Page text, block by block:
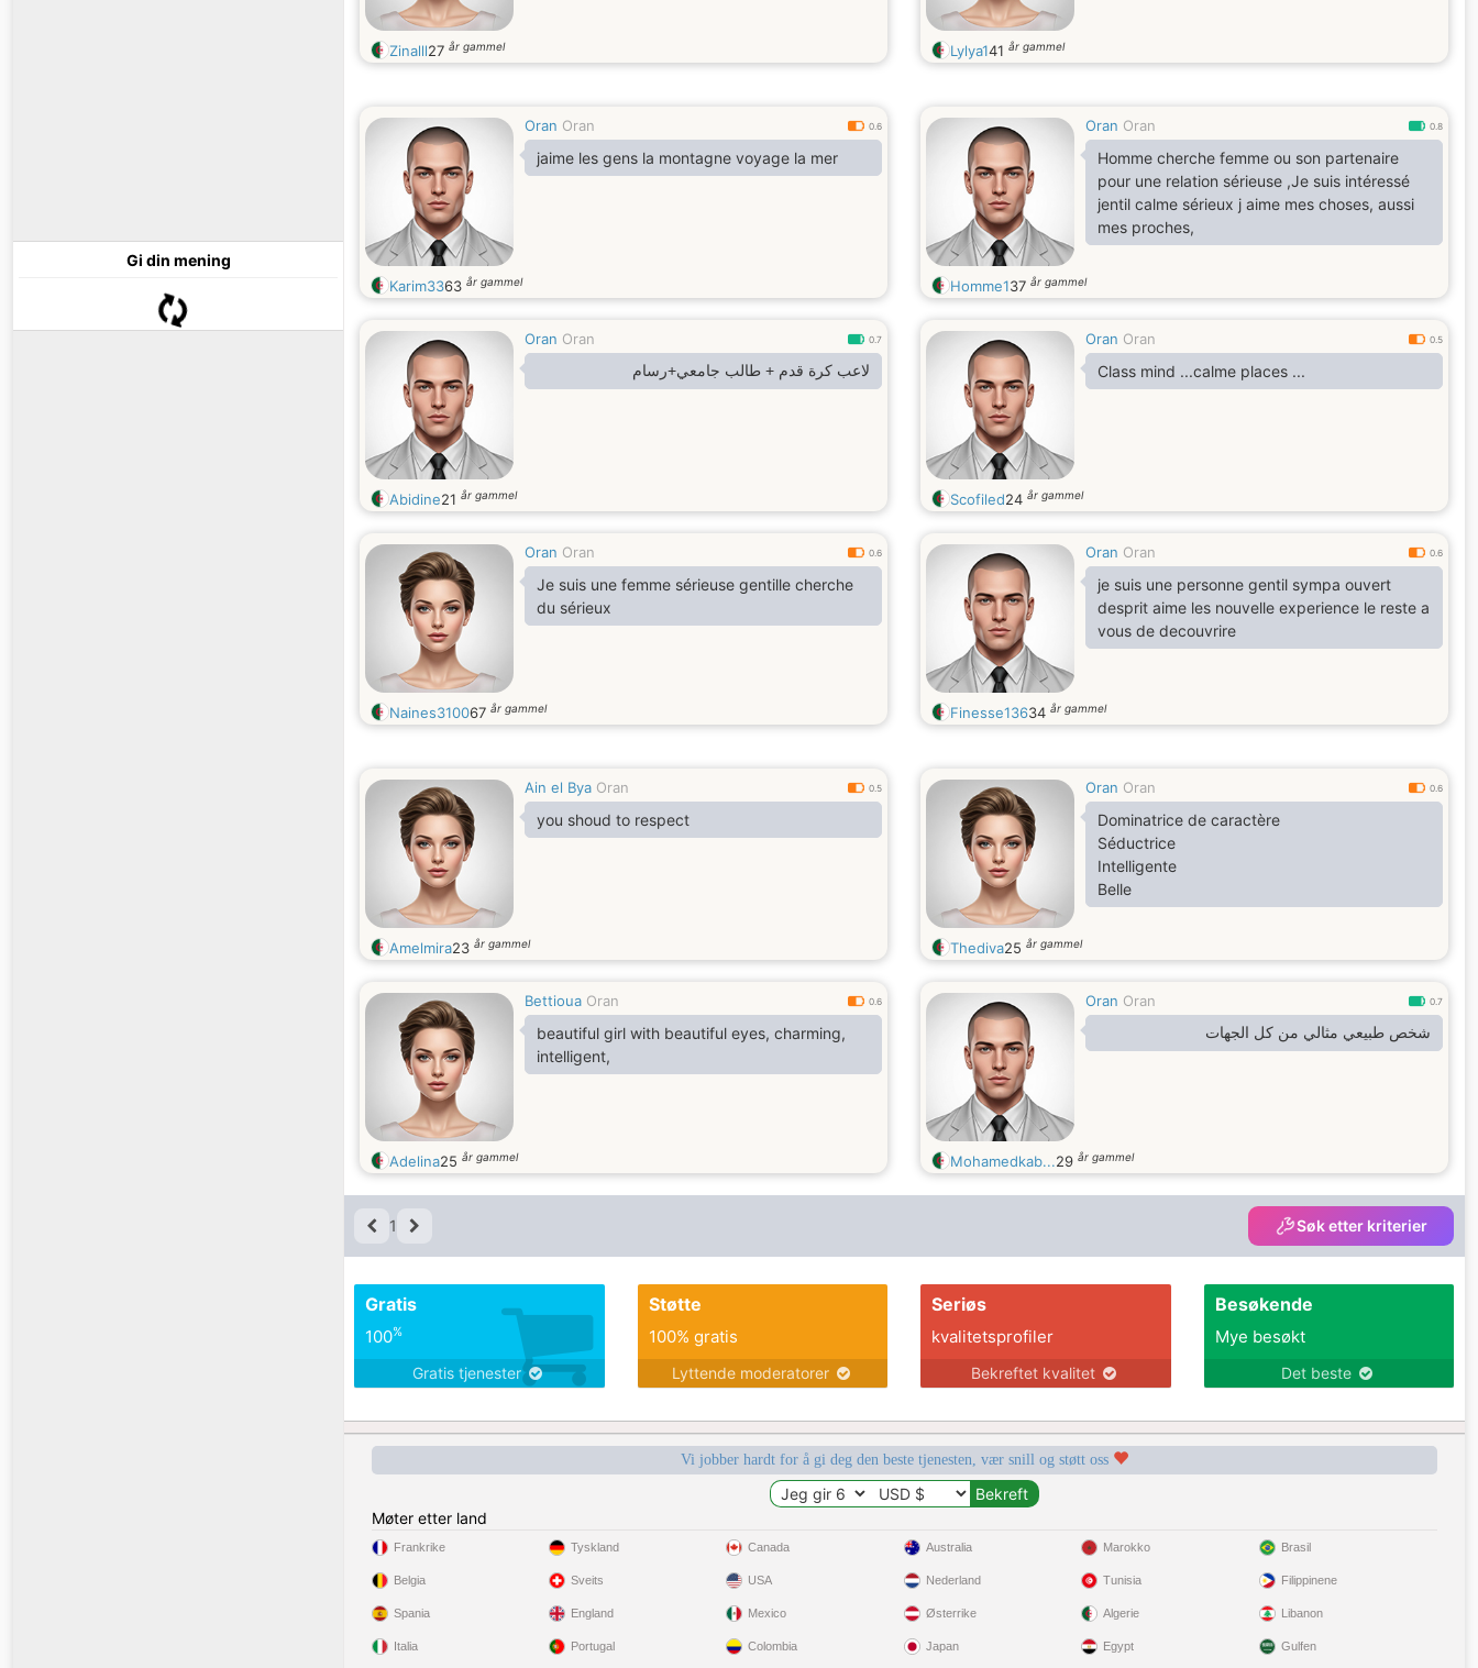
Gi din mening
Zinalll27 år gammel Lylya141 år gammel
Oran Oran 0.6
jaime les gens la montagne voyage la mer
Karim3363 år gammel
Oran Oran 0.8
Homme cherche femme ou son partenaire
pour une relation sérieuse ,Je suis intéressé
jentil calme sérieux j aime mes choses, aussi
mes proches,
Homme137 år gammel
Oran Oran 0.7
لاعب كرة قدم + طالب جامعي+رسام
Abidine21 år gammel
Oran Oran 0.5
Class mind ...calme places ...
Scofiled24 år gammel
Oran Oran 0.6
Je suis une femme sérieuse gentille cherche
du sérieux
Naines310067 år gammel
Oran Oran 0.6
je suis une personne gentil sympa ouvert
desprit aime les nouvelle experience le reste a
vous de decouvrire
Finesse13634 år gammel
Ain el Bya Oran 0.5
you shoud to respect
Amelmira23 år gammel
Oran Oran 0.6
Dominatrice de caractère
Séductrice
Intelligente
Belle
Thediva25 år gammel
Bettioua Oran 0.6
beautiful girl with beautiful eyes, charming,
intelligent,
Adelina25 år gammel
Oran Oran 0.7
شخص طبيعي مثالي من كل الجهات
Mohamedkab...29 år gammel
1 Søk etter kriterier
Gratis
100%
Gratis tjenester
Støtte
100% gratis
Lyttende moderatorer
Seriøs
kvalitetsprofiler
Bekreftet kvalitet
Besøkende
Mye besøkt
Det beste
Vi jobber hardt for å gi deg den beste tjenesten, vær snill og støtt oss
Møter etter land
Frankrike
Belgia
Spania
Italia
Tyskland
Sveits
England
Portugal
Canada
USA
Mexico
Colombia
Australia
Nederland
Østerrike
Japan
Marokko
Tunisia
Algerie
Egypt
Brasil
Filippinene
Libanon
Gulfen